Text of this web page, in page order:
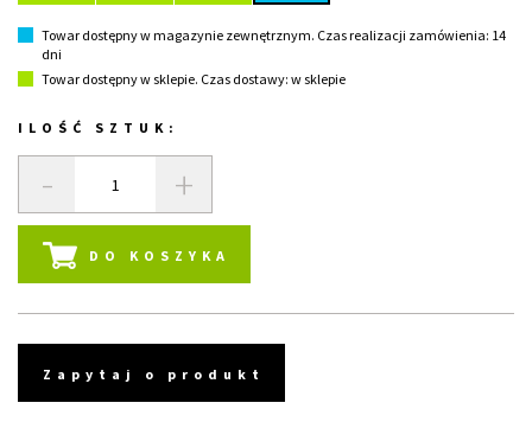
Towar dostępny w magazynie zewnętrznym. Czas realizacji zamówienia: 14
dni
Towar dostępny w sklepie. Czas dostawy: w sklepie
ILOŚĆ SZTUK:
- +
DO KOSZYKA
Zapytaj o produkt